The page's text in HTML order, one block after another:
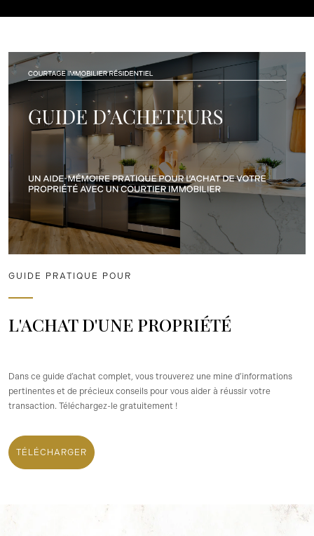
GUIDE PRATIQUE POUR
L'ACHAT D'UNE PROPRIÉTÉ
Dans ce guide d’achat complet, vous trouverez une mine d’informations
pertinentes et de précieux conseils pour vous aider à réussir votre
transaction. Téléchargez-le gratuitement !
TÉLÉCHARGER